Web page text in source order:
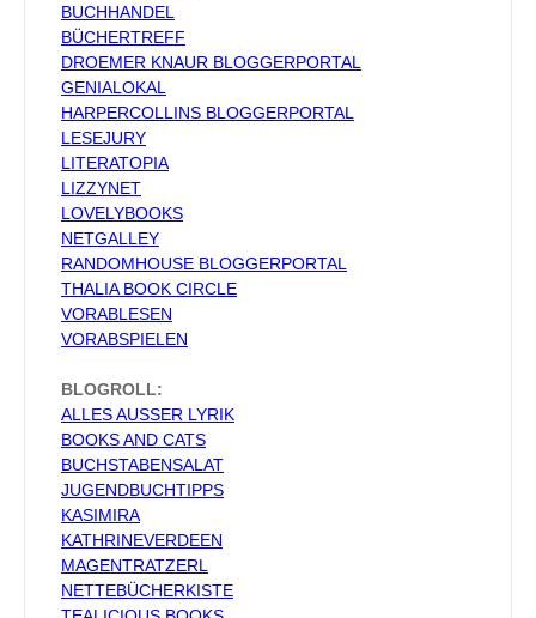
BUCHHANDEL
BÜCHERTREFF
DROEMER KNAUR BLOGGERPORTAL
GENIALOKAL
HARPERCOLLINS BLOGGERPORTAL
LESEJURY
LITERATOPIA
LIZZYNET
LOVELYBOOKS
NETGALLEY
RANDOMHOUSE BLOGGERPORTAL
THALIA BOOK CIRCLE
VORABLESEN
VORABSPIELEN
BLOGROLL:
ALLES AUSSER LYRIK
BOOKS AND CATS
BUCHSTABENSALAT
JUGENDBUCHTIPPS
KASIMIRA
KATHRINEVERDEEN
MAGENTRATZERL
NETTEBÜCHERKISTE